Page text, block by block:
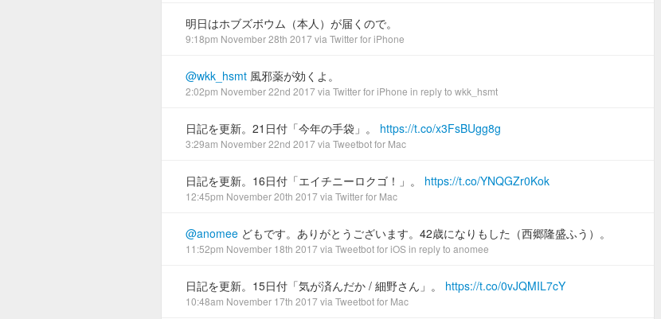
明日はホブズボウム（本人）が届くので。
9:18pm November 28th 2017via Twitter for iPhone
@wkk_hsmt 風邪薬が効くよ。
2:02pm November 22nd 2017via Twitter for iPhone in reply to wkk_hsmt
日記を更新。21日付「今年の手袋」。 https://t.co/x3FsBUgg8g
3:29am November 22nd 2017via Tweetbot for Mac
日記を更新。16日付「エイチニーロクゴ！」。 https://t.co/YNQGZr0Kok
12:45pm November 20th 2017via Twitter for Mac
@anomee どもです。ありがとうございます。42歳になりもした（西郷隆盛ふう）。
11:52pm November 18th 2017via Tweetbot for iΟSin reply to anomee
日記を更新。15日付「気が済んだか / 細野さん」。 https://t.co/0vJQMIL7cY
10:48am November 17th 2017via Tweetbot for Mac